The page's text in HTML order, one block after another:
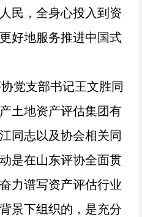
民，全身心投入到资
好地服务推进中国式
党支部书记王文胜同
土地资产评估集团有
同志以及协会相关同
是在山东评协全面贯
力谱写资产评估行业
景下组织的，是充分